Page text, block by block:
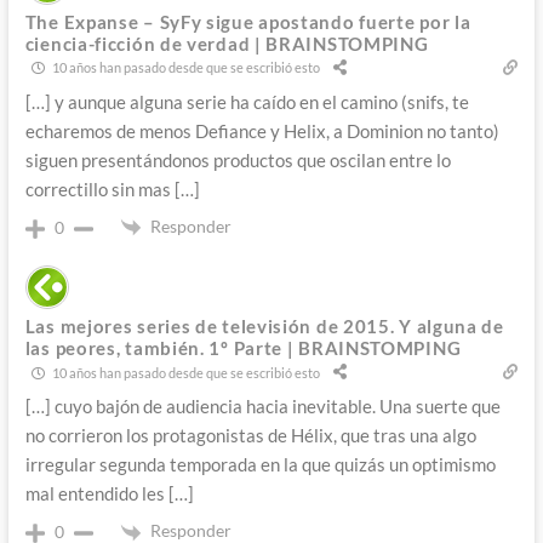
The Expanse – SyFy sigue apostando fuerte por la
ciencia-ficción de verdad | BRAINSTOMPING
10 años han pasado desde que se escribió esto
[…] y aunque alguna serie ha caído en el camino (snifs, te
echaremos de menos Defiance y Helix, a Dominion no tanto)
siguen presentándonos productos que oscilan entre lo
correctillo sin mas […]
0 Responder
Las mejores series de televisión de 2015. Y alguna de
las peores, también. 1º Parte | BRAINSTOMPING
10 años han pasado desde que se escribió esto
[…] cuyo bajón de audiencia hacia inevitable. Una suerte que
no corrieron los protagonistas de Hélix, que tras una algo
irregular segunda temporada en la que quizás un optimismo
mal entendido les […]
0 Responder